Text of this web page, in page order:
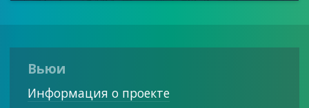
Вьюи
Информация о проекте